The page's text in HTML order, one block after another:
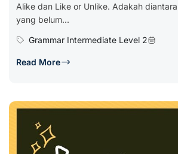
Alike dan Like or Unlike. Adakah
yang belum...
Grammar Intermediate Level 2
Read More